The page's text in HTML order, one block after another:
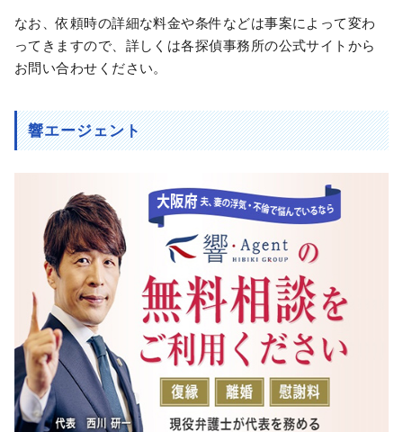
なお、依頼時の詳細な料金や条件などは事案によって変わ
ってきますので、詳しくは各探偵事務所の公式サイトから
お問い合わせください。
響エージェント